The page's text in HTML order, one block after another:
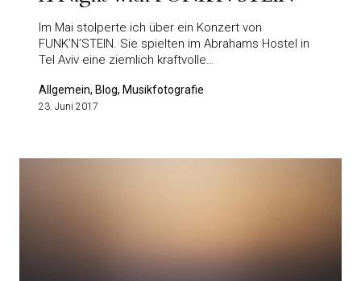
Im Mai stolperte ich über ein Konzert von
FUNK’N’STEIN. Sie spielten im Abrahams Hostel in
Tel Aviv eine ziemlich kraftvolle…
Allgemein, Blog, Musikfotografie
23. Juni 2017